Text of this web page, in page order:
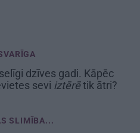
dzīves gadi. Kāpēc
sevi iztērētik ātri?
SLIMĪBA...